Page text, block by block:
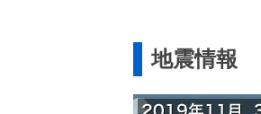
地震情報